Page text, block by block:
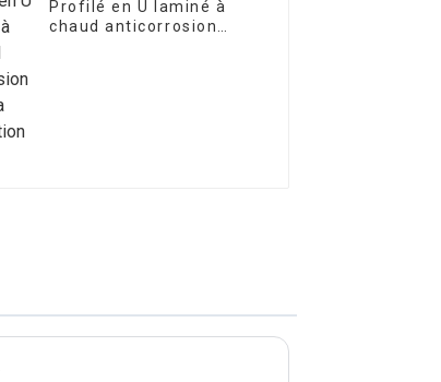
Profilé en U laminé à
chaud anticorrosion